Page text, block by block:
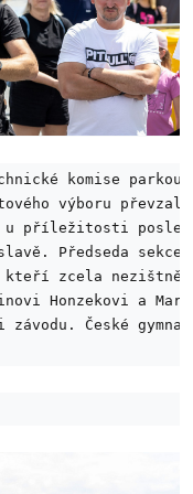
komise
výboru
u příležitosti
Předseda
zcela nezištně
Honzekovi a
České